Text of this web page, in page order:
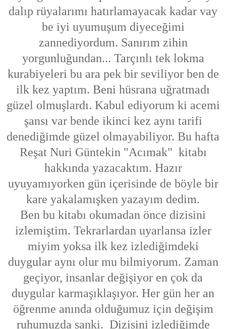
dalıp rüyalarımı hatırlamayacak kadar vay
be iyi uyumuşum diyeceğimi
zannediyordum. Sanırım zihin
yorgunluğundan... Tarçınlı tek lokma
kurabiyeleri bu ara pek bir seviliyor ben de
ilk kez yaptım. Beni hüsrana uğratmadı
güzel olmuşlardı. Kabul ediyorum ki acemi
şansı var bende ikinci kez aynı tarifi
denediğimde güzel olmayabiliyor. Bu hafta
Reşat Nuri Güntekin "Acımak" kitabı
hakkında yazacaktım. Hazır
uyuyamıyorken gün içerisinde de böyle bir
kare yakalamışken yazayım dedim.
Ben bu kitabı okumadan önce dizisini
izlemiştim. Tekrarlardan uyarlansa izler
miyim yoksa ilk kez izlediğimdeki
duygular aynı olur mu bilmiyorum. Zaman
geçiyor, insanlar değişiyor en çok da
duygular karmaşıklaşıyor. Her gün her an
öğrenme anında olduğumuz için değişim
ruhumuzda sanki. Dizisini izlediğimde